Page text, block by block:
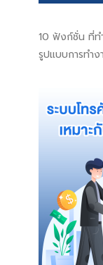
10 ฟังก์ชั่น ที่ท
รูปแบบการทำ